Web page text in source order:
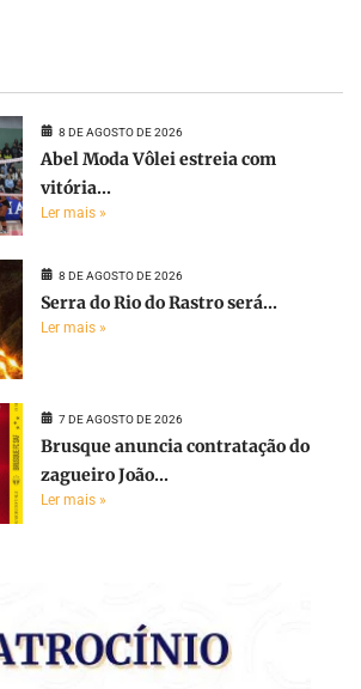
8 DE AGOSTO DE 2026
Abel Moda Vôlei estreia com
vitória...
Ler mais »
8 DE AGOSTO DE 2026
Serra do Rio do Rastro será...
Ler mais »
7 DE AGOSTO DE 2026
Brusque anuncia contratação do
zagueiro João...
Ler mais »